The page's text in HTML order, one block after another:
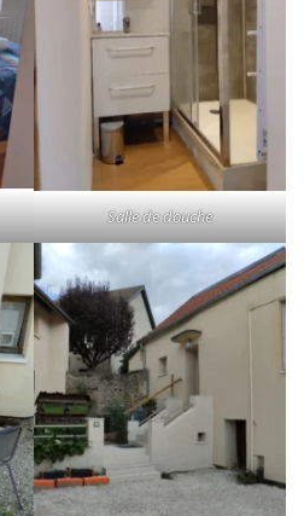
Salle de douche